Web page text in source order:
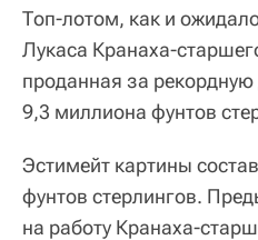
Топ-лотом, как и
Лукаса Кранаха-
проданная за
9,3 миллиона фунтов
Эстимейт картины
фунтов стерлингов.
на работу Кранаха-